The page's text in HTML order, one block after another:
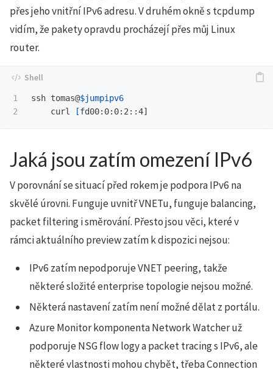
přes jeho vnitřní IPv6 adresu. V druhém okně s tcpdump
vidím, že pakety opravdu procházejí přes můj Linux
router.
1
ssh tomas@$jumpipv6
    curl
[
Jaká jsou zatím omezení IPv6
V porovnání se situací před rokem je podpora IPv6 na
skvělé úrovni. Funguje uvnitř VNETu, funguje balancing,
packet filtering i směrování. Přesto jsou věci, které v
rámci aktuálního preview zatím k dispozici nejsou:
IPv6 zatím nepodporuje VNET peering, takže
některé složité enterprise topologie nejsou možné.
Některá nastavení zatím není možné dělat z portálu.
Azure Monitor komponenta Network Watcher už
podporuje NSG flow logy a packet tracing s IPv6, ale
některé vlastnosti mohou chybět, třeba Connection